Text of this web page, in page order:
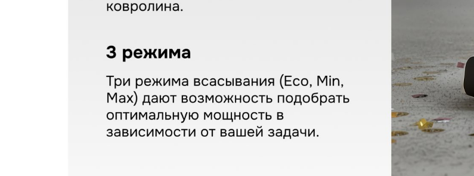
КУПИТЬ В ОДИН
Заполните короткую форму —
и мы оформим заказ за вас.
Пылесос Zigmund & Shtain ZVC-1500
zvc1500
Поделитесь впечатлениями